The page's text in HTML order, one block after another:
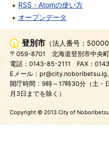
RSS・Atomの使い方
オープンデータ
登別市 （法人番号：
〒059-8701
北海道登別市中央
電話：0143-85-2111
FAX：
Eメール：
開庁時間：9時～17時30分（土・
月3日までを除く）
Copyright © 2013 City of